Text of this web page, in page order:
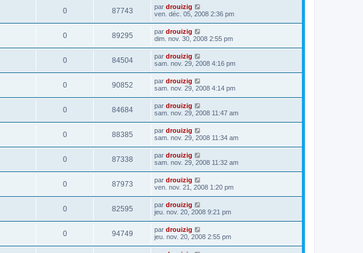
0 87743 par drouizig
ven. déc. 05, 2008 2:36 pm
0 89295 par drouizig
dim. nov. 30, 2008 2:55 pm
0 84504 par drouizig
sam. nov. 29, 2008 4:16 pm
0 90852 par drouizig
sam. nov. 29, 2008 4:14 pm
0 84684 par drouizig
sam. nov. 29, 2008 11:47 am
0 88385 par drouizig
sam. nov. 29, 2008 11:34 am
0 87338 par drouizig
sam. nov. 29, 2008 11:32 am
0 87973 par drouizig
ven. nov. 21, 2008 1:20 pm
0 82595 par drouizig
jeu. nov. 20, 2008 9:21 pm
0 94749 par drouizig
jeu. nov. 20, 2008 2:55 pm